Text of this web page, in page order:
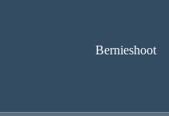
Bernieshoot